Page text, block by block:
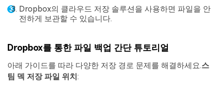
Dropbox의 클라우드 저장 솔루션을 사용하면 파일을 안
전하게 보관할 수 있습니다.
Dropbox를 통한 파일 백업 간단 튜토리얼
아래 가이드를 따라 다양한 저장 경로 문제를 해결하세요.스
팀 덱 저장 파일 위치: